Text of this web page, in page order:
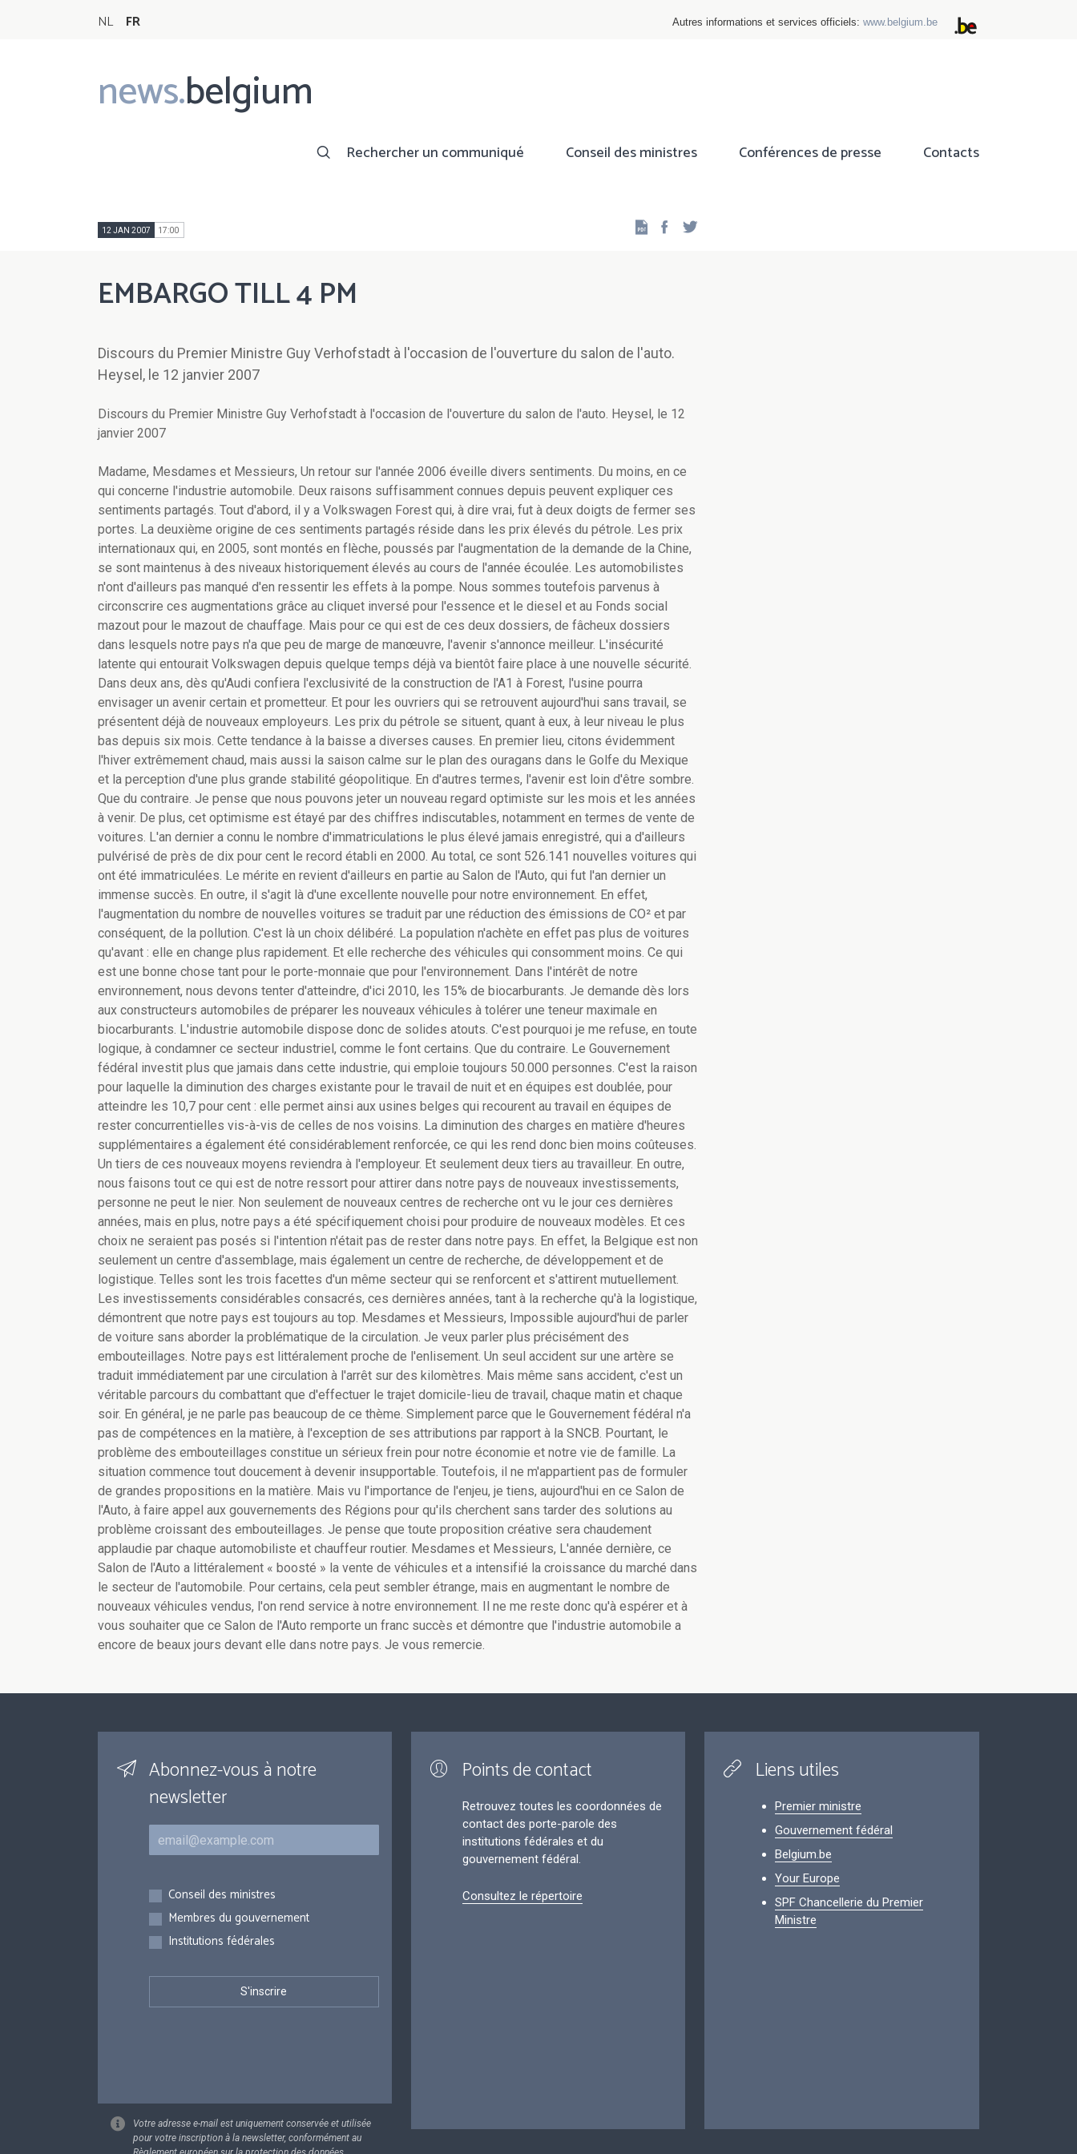
NL FR Autres informations et services officiels: www.belgium.be
news.belgium
Main
navigation
Rechercher un communiqué Conseil des ministres Conférences de presse Contacts
12 JAN 2007 17:00 Facebook
EMBARGO TILL 4 PM
Discours du Premier Ministre Guy Verhofstadt à l'occasion de l'ouverture du salon de l'auto.
Heysel, le 12 janvier 2007
Discours du Premier Ministre Guy Verhofstadt à l'occasion de l'ouverture du salon de l'auto. Heysel, le 12
janvier 2007
Madame, Mesdames et Messieurs, Un retour sur l'année 2006 éveille divers sentiments. Du moins, en ce
qui concerne l'industrie automobile. Deux raisons suffisamment connues depuis peuvent expliquer ces
sentiments partagés. Tout d'abord, il y a Volkswagen Forest qui, à dire vrai, fut à deux doigts de fermer ses
portes. La deuxième origine de ces sentiments partagés réside dans les prix élevés du pétrole. Les prix
internationaux qui, en 2005, sont montés en flèche, poussés par l'augmentation de la demande de la Chine,
se sont maintenus à des niveaux historiquement élevés au cours de l'année écoulée. Les automobilistes
n'ont d'ailleurs pas manqué d'en ressentir les effets à la pompe. Nous sommes toutefois parvenus à
circonscrire ces augmentations grâce au cliquet inversé pour l'essence et le diesel et au Fonds social
mazout pour le mazout de chauffage. Mais pour ce qui est de ces deux dossiers, de fâcheux dossiers
dans lesquels notre pays n'a que peu de marge de manœuvre, l'avenir s'annonce meilleur. L'insécurité
latente qui entourait Volkswagen depuis quelque temps déjà va bientôt faire place à une nouvelle sécurité.
Dans deux ans, dès qu'Audi confiera l'exclusivité de la construction de l'A1 à Forest, l'usine pourra
envisager un avenir certain et prometteur. Et pour les ouvriers qui se retrouvent aujourd'hui sans travail, se
présentent déjà de nouveaux employeurs. Les prix du pétrole se situent, quant à eux, à leur niveau le plus
bas depuis six mois. Cette tendance à la baisse a diverses causes. En premier lieu, citons évidemment
l'hiver extrêmement chaud, mais aussi la saison calme sur le plan des ouragans dans le Golfe du Mexique
et la perception d'une plus grande stabilité géopolitique. En d'autres termes, l'avenir est loin d'être sombre.
Que du contraire. Je pense que nous pouvons jeter un nouveau regard optimiste sur les mois et les années
à venir. De plus, cet optimisme est étayé par des chiffres indiscutables, notamment en termes de vente de
voitures. L'an dernier a connu le nombre d'immatriculations le plus élevé jamais enregistré, qui a d'ailleurs
pulvérisé de près de dix pour cent le record établi en 2000. Au total, ce sont 526.141 nouvelles voitures qui
ont été immatriculées. Le mérite en revient d'ailleurs en partie au Salon de l'Auto, qui fut l'an dernier un
immense succès. En outre, il s'agit là d'une excellente nouvelle pour notre environnement. En effet,
l'augmentation du nombre de nouvelles voitures se traduit par une réduction des émissions de CO² et par
conséquent, de la pollution. C'est là un choix délibéré. La population n'achète en effet pas plus de voitures
qu'avant : elle en change plus rapidement. Et elle recherche des véhicules qui consomment moins. Ce qui
est une bonne chose tant pour le porte-monnaie que pour l'environnement. Dans l'intérêt de notre
environnement, nous devons tenter d'atteindre, d'ici 2010, les 15% de biocarburants. Je demande dès lors
aux constructeurs automobiles de préparer les nouveaux véhicules à tolérer une teneur maximale en
biocarburants. L'industrie automobile dispose donc de solides atouts. C'est pourquoi je me refuse, en toute
logique, à condamner ce secteur industriel, comme le font certains. Que du contraire. Le Gouvernement
fédéral investit plus que jamais dans cette industrie, qui emploie toujours 50.000 personnes. C'est la raison
pour laquelle la diminution des charges existante pour le travail de nuit et en équipes est doublée, pour
atteindre les 10,7 pour cent : elle permet ainsi aux usines belges qui recourent au travail en équipes de
rester concurrentielles vis-à-vis de celles de nos voisins. La diminution des charges en matière d'heures
supplémentaires a également été considérablement renforcée, ce qui les rend donc bien moins coûteuses.
Un tiers de ces nouveaux moyens reviendra à l'employeur. Et seulement deux tiers au travailleur. En outre,
nous faisons tout ce qui est de notre ressort pour attirer dans notre pays de nouveaux investissements,
personne ne peut le nier. Non seulement de nouveaux centres de recherche ont vu le jour ces dernières
années, mais en plus, notre pays a été spécifiquement choisi pour produire de nouveaux modèles. Et ces
choix ne seraient pas posés si l'intention n'était pas de rester dans notre pays. En effet, la Belgique est non
seulement un centre d'assemblage, mais également un centre de recherche, de développement et de
logistique. Telles sont les trois facettes d'un même secteur qui se renforcent et s'attirent mutuellement.
Les investissements considérables consacrés, ces dernières années, tant à la recherche qu'à la logistique,
démontrent que notre pays est toujours au top. Mesdames et Messieurs, Impossible aujourd'hui de parler
de voiture sans aborder la problématique de la circulation. Je veux parler plus précisément des
embouteillages. Notre pays est littéralement proche de l'enlisement. Un seul accident sur une artère se
traduit immédiatement par une circulation à l'arrêt sur des kilomètres. Mais même sans accident, c'est un
véritable parcours du combattant que d'effectuer le trajet domicile-lieu de travail, chaque matin et chaque
soir. En général, je ne parle pas beaucoup de ce thème. Simplement parce que le Gouvernement fédéral n'a
pas de compétences en la matière, à l'exception de ses attributions par rapport à la SNCB. Pourtant, le
problème des embouteillages constitue un sérieux frein pour notre économie et notre vie de famille. La
situation commence tout doucement à devenir insupportable. Toutefois, il ne m'appartient pas de formuler
de grandes propositions en la matière. Mais vu l'importance de l'enjeu, je tiens, aujourd'hui en ce Salon de
l'Auto, à faire appel aux gouvernements des Régions pour qu'ils cherchent sans tarder des solutions au
problème croissant des embouteillages. Je pense que toute proposition créative sera chaudement
applaudie par chaque automobiliste et chauffeur routier. Mesdames et Messieurs, L'année dernière, ce
Salon de l'Auto a littéralement « boosté » la vente de véhicules et a intensifié la croissance du marché dans
le secteur de l'automobile. Pour certains, cela peut sembler étrange, mais en augmentant le nombre de
nouveaux véhicules vendus, l'on rend service à notre environnement. Il ne me reste donc qu'à espérer et à
vous souhaiter que ce Salon de l'Auto remporte un franc succès et démontre que l'industrie automobile a
encore de beaux jours devant elle dans notre pays. Je vous remercie.
Abonnez-vous à notre
newsletter
Courriel
Inscriptions
Conseil des ministres
Membres du gouvernement
Institutions fédérales
Votre adresse e-mail est uniquement conservée et utilisée
pour votre inscription à la newsletter, conformément au
Points de contact
Retrouvez toutes les coordonnées de
contact des porte-parole des
institutions fédérales et du
gouvernement fédéral.
Consultez le répertoire
Liens utiles
Premier ministre
Gouvernement fédéral
Belgium.be
Your Europe
SPF Chancellerie du Premier
Ministre